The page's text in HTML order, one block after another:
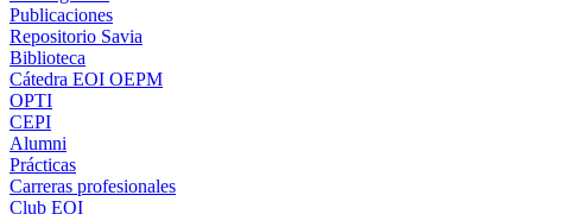
Publicaciones
Repositorio Savia
Biblioteca
Cátedra EOI OEPM
OPTI
CEPI
Alumni
Prácticas
Carreras profesionales
Club EOI